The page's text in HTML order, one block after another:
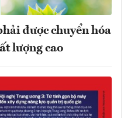
được chuyển hóa
lượng cao